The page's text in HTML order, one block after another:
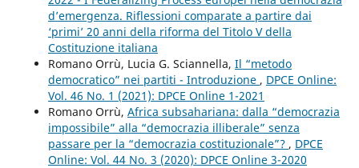
d’emergenza. Riflessioni comparate a partire dai
‘primi’ 20 anni della riforma del Titolo V della
Costituzione italiana
Romano Orrù, Lucia G. Sciannella, Il “metodo
democratico” nei partiti - Introduzione , DPCE Online:
Vol. 46 No. 1 (2021): DPCE Online 1-2021
Romano Orrù, Africa subsahariana: dalla “democrazia
impossibile” alla “democrazia illiberale” senza
passare per la “democrazia costituzionale”? , DPCE
Online: Vol. 44 No. 3 (2020): DPCE Online 3-2020